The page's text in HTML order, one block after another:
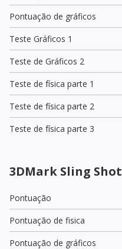
Pontuação de gráficos
Teste Gráficos 1
Teste de Gráficos 2
Teste de física parte 1
Teste de física parte 2
Teste de física parte 3
3DMark Sling Shot
Pontuação
Pontuação de fisica
Pontuação de gráficos